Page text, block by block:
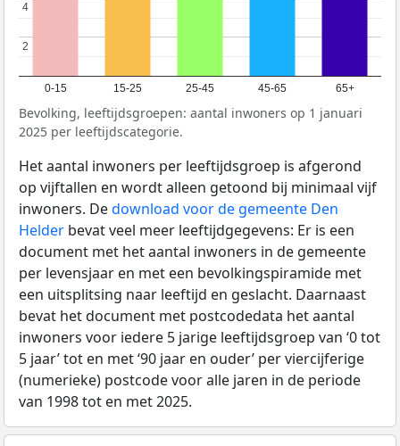
0-15 15-25 25-45 45-65 65+
2
2
4
4
Bevolking, leeftijdsgroepen: aantal inwoners op 1 januari
2025 per leeftijdscategorie.
Het aantal inwoners per leeftijdsgroep is afgerond
op vijftallen en wordt alleen getoond bij minimaal vijf
inwoners. Dedownload voor de gemeente Den
Helder bevat veel meer leeftijdgegevens: Er is een
document met het aantal inwoners in de gemeente
per levensjaar en met een bevolkingspiramide met
een uitsplitsing naar leeftijd en geslacht. Daarnaast
bevat het document met postcodedata het aantal
inwoners voor iedere 5 jarige leeftijdsgroep van ‘0 tot
5 jaar’ tot en met ‘90 jaar en ouder’ per viercijferige
(numerieke) postcode voor alle jaren in de periode
van 1998 tot en met 2025.